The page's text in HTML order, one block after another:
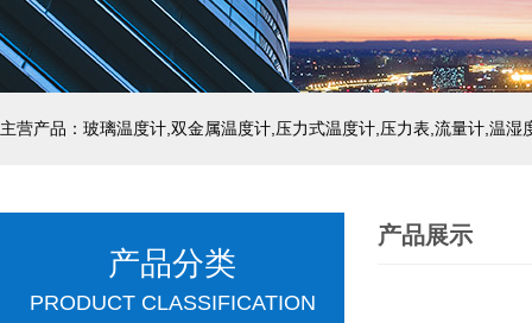
产品分类
PRODUCT CLASSIFICATION
产品展示